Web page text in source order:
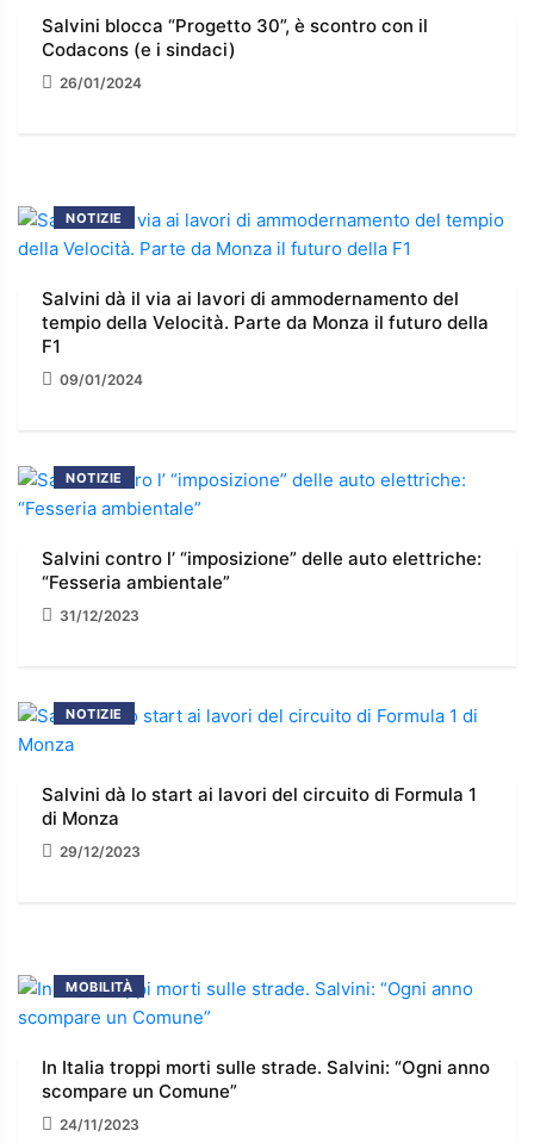
Salvini blocca “Progetto 30”, è scontro con il
Codacons (e i sindaci)
26/01/2024
NOTIZIE
Salvini dà il via ai lavori di ammodernamento del
tempio della Velocità. Parte da Monza il futuro della
F1
09/01/2024
NOTIZIE
Salvini contro l’ “imposizione” delle auto elettriche:
“Fesseria ambientale”
31/12/2023
NOTIZIE
Salvini dà lo start ai lavori del circuito di Formula 1
di Monza
29/12/2023
MOBILITÀ
In Italia troppi morti sulle strade. Salvini: “Ogni anno
scompare un Comune”
24/11/2023